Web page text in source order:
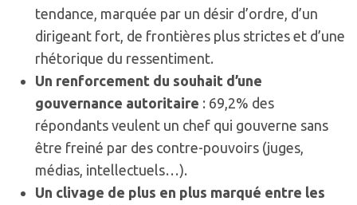
tendance, marquée par un désir d’ordre, d’un
dirigeant fort, de frontières plus strictes et d’une
rhétorique du ressentiment.
Un renforcement du souhait d’une
gouvernance autoritaire : 69,2% des
répondants veulent un chef qui gouverne sans
être freiné par des contre-pouvoirs (juges,
médias, intellectuels…).
Un clivage de plus en plus marqué entre les